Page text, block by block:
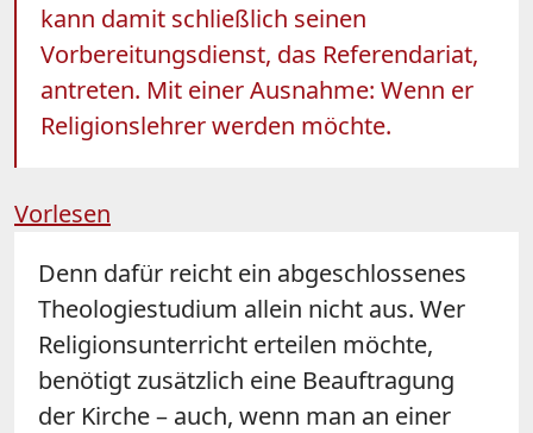
kann damit schließlich seinen
Vorbereitungsdienst, das Referendariat,
antreten. Mit einer Ausnahme: Wenn er
Religionslehrer werden möchte.
Vorlesen
Denn dafür reicht ein abgeschlossenes
Theologiestudium allein nicht aus. Wer
Religionsunterricht erteilen möchte,
benötigt zusätzlich eine Beauftragung
der Kirche – auch, wenn man an einer